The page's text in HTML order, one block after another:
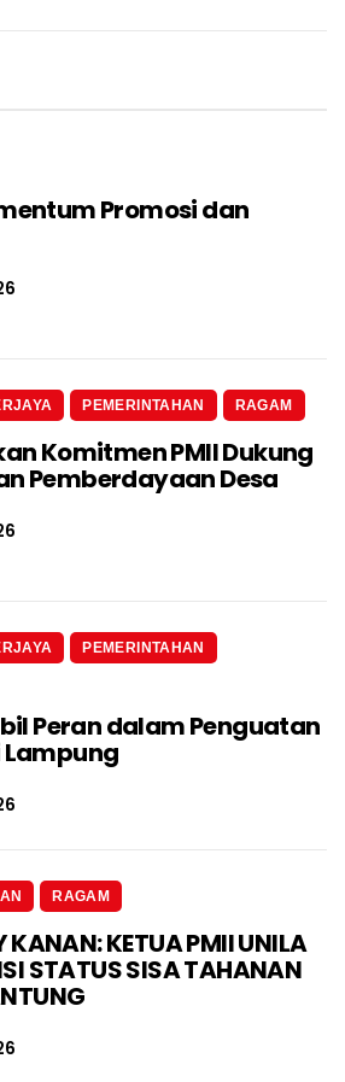
Promosi dan
PEMERINTAHAN RAGAM
Komitmen PMII Dukung
Pemberdayaan Desa
PEMERINTAHAN
Peran dalam Penguatan
RAGAM
KETUA PMII UNILA
STATUS SISA TAHANAN